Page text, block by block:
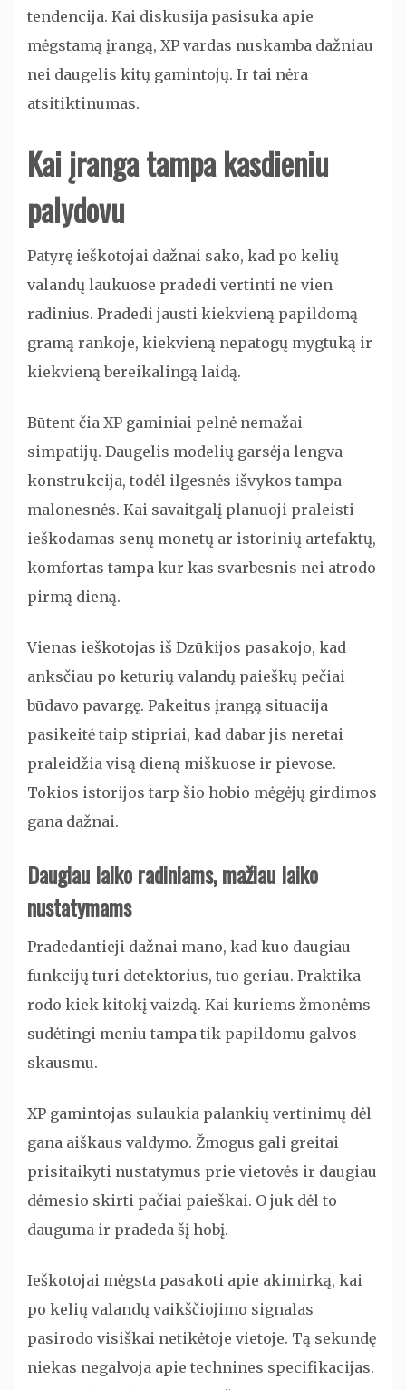
tendencija. Kai diskusija pasisuka apie
mėgstamą įrangą, XP vardas nuskamba dažniau
nei daugelis kitų gamintojų. Ir tai nėra
atsitiktinumas.
Kai įranga tampa kasdieniu
palydovu
Patyrę ieškotojai dažnai sako, kad po kelių
valandų laukuose pradedi vertinti ne vien
radinius. Pradedi jausti kiekvieną papildomą
gramą rankoje, kiekvieną nepatogų mygtuką ir
kiekvieną bereikalingą laidą.
Būtent čia XP gaminiai pelnė nemažai
simpatijų. Daugelis modelių garsėja lengva
konstrukcija, todėl ilgesnės išvykos tampa
malonesnės. Kai savaitgalį planuoji praleisti
ieškodamas senų monetų ar istorinių artefaktų,
komfortas tampa kur kas svarbesnis nei atrodo
pirmą dieną.
Vienas ieškotojas iš Dzūkijos pasakojo, kad
anksčiau po keturių valandų paieškų pečiai
būdavo pavargę. Pakeitus įrangą situacija
pasikeitė taip stipriai, kad dabar jis neretai
praleidžia visą dieną miškuose ir pievose.
Tokios istorijos tarp šio hobio mėgėjų girdimos
gana dažnai.
Daugiau laiko radiniams, mažiau laiko
nustatymams
Pradedantieji dažnai mano, kad kuo daugiau
funkcijų turi detektorius, tuo geriau. Praktika
rodo kiek kitokį vaizdą. Kai kuriems žmonėms
sudėtingi meniu tampa tik papildomu galvos
skausmu.
XP gamintojas sulaukia palankių vertinimų dėl
gana aiškaus valdymo. Žmogus gali greitai
prisitaikyti nustatymus prie vietovės ir daugiau
dėmesio skirti pačiai paieškai. O juk dėl to
dauguma ir pradeda šį hobį.
Ieškotojai mėgsta pasakoti apie akimirką, kai
po kelių valandų vaikščiojimo signalas
pasirodo visiškai netikėtoje vietoje. Tą sekundę
niekas negalvoja apie technines specifikacijas.